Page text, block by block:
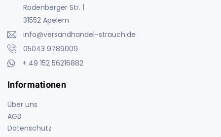
Rodenberger Str. 1
31552 Apelern
info@versandhandel-strauch.de
05043 9789009
+ 49 152 56216882
Informationen
Über uns
AGB
Datenschutz